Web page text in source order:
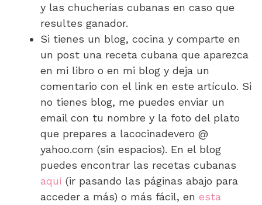
y las chucherías cubanas en caso que
resultes ganador.
Si tienes un blog, cocina y comparte en
un post una receta cubana que aparezca
en mi libro o en mi blog y deja un
comentario con el link en este artículo. Si
no tienes blog, me puedes enviar un
email con tu nombre y la foto del plato
que prepares a lacocinadevero @
yahoo.com (sin espacios). En el blog
puedes encontrar las recetas cubanas
aquí (ir pasando las páginas abajo para
acceder a más) o más fácil, en esta